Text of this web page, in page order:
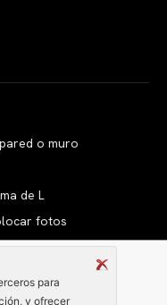
para
y ofrecer
o muro
de L
fotos